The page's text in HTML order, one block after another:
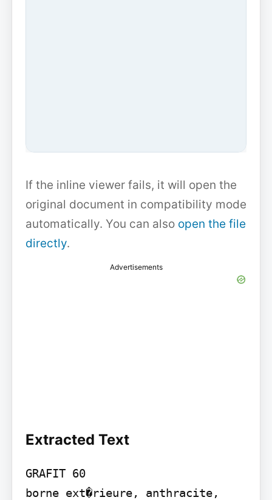
If the inline viewer fails, it will open the
original document in compatibility mode
automatically. You can also open the file
directly.
Advertisements
Extracted Text
GRAFIT 60
borne ext�rieure, anthracite,